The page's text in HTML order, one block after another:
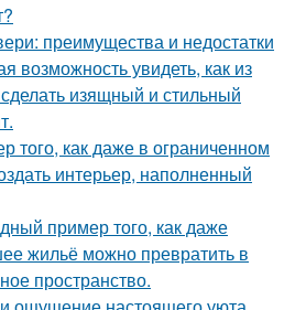
преимущества и недостатки
возможность увидеть, как из
изящный и стильный
того, как даже в ограниченном
интерьер, наполненный
пример того, как даже
жильё можно превратить в
пространство.